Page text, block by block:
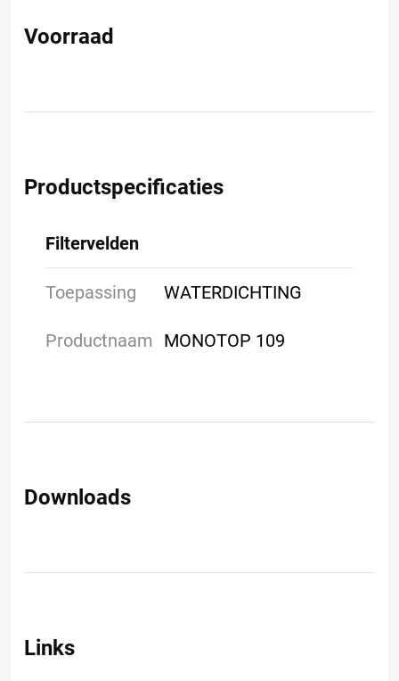
Voorraad
Productspecificaties
Filtervelden
Toepassing WATERDICHTING
Productnaam MONOTOP 109
Downloads
Links